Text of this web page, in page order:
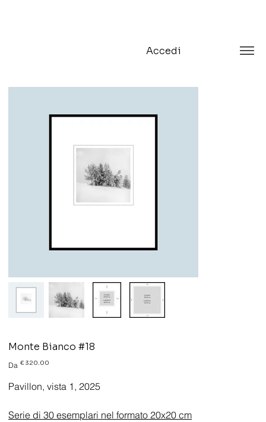
Accedi
Monte Bianco #18
Da Prezzo
€ 320.00
Pavillon, vista 1, 2025
Serie di 30 esemplari nel formato 20x20 cm